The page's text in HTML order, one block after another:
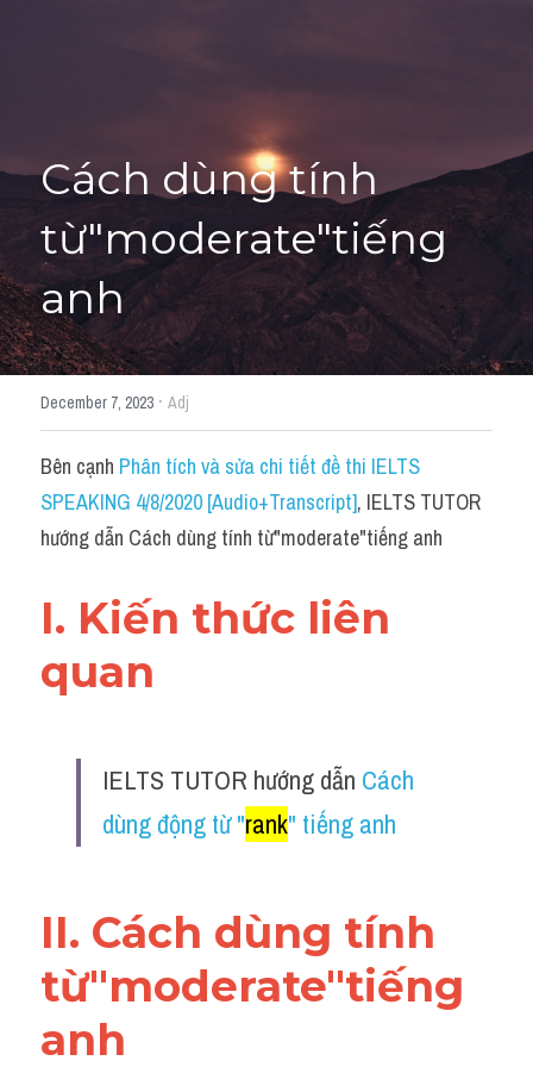
Cách dùng tính
từ"moderate"tiếng
anh
December 7, 2023 · Adj
Bên cạnh Phân tích và sửa chi tiết đề thi IELTS
SPEAKING 4/8/2020 [Audio+Transcript], IELTS TUTOR
hướng dẫn Cách dùng tính từ"moderate"tiếng anh
I. Kiến thức liên
quan
IELTS TUTOR hướng dẫn Cách
dùng động từ "rank" tiếng anh
II. Cách dùng tính
từ"moderate"tiếng
anh